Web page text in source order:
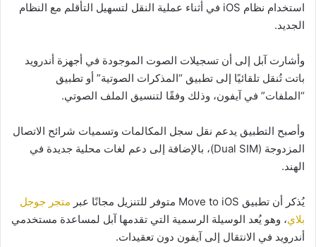
استخدام نظام iOS في أثناء عملية النقل لتسهيل التأقلم مع النظام
الجديد.
وأشارت آبل إلى أن تسجيلات الصوت الموجودة في أجهزة أندرويد
باتت تُنقل تلقائيًا إلى تطبيق “المذكرات الصوتية” أو تطبيق
“الملفات” في آيفون، وذلك وفقًا لتنسيق الملف الصوتي.
وأصبح التطبيق يدعم نقل سجل المكالمات وتسميات شرائح الاتصال
المزدوجة (Dual SIM)، بالإضافة إلى دعم لغات محلية جديدة في
الهند.
يُذكر أن تطبيق Move to iOS متوفر للتنزيل مجانًا عبر
متجر جوجل
بلاي، وهو يُعد الوسيلة الرسمية التي تقدمها آبل لمساعدة مستخدمي
أندرويد في الانتقال إلى آيفون دون تعقيدات.